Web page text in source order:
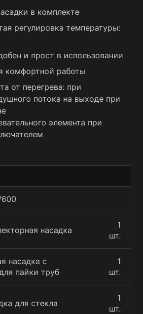
в комплекте
регулировка температуры:
и прост в использовании
комфортной работы
от перегрева: при
потока на выходе при
элемента при
насадка
1
шт.
насадка с
пайки труб
1
шт.
для стекла
1
шт.